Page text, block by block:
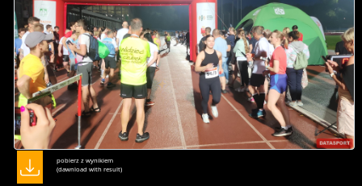
pobierz z wynikiem
(dawnload with result)